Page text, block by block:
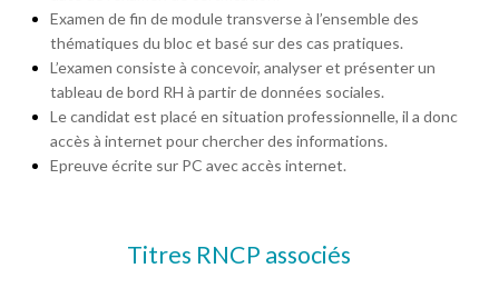
Examen de fin de module transverse à l’ensemble des
thématiques du bloc et basé sur des cas pratiques.
L’examen consiste à concevoir, analyser et présenter un
tableau de bord RH à partir de données sociales.
Le candidat est placé en situation professionnelle, il a donc
accès à internet pour chercher des informations.
Epreuve écrite sur PC avec accès internet.
Titres RNCP associés